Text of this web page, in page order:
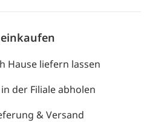
Hause liefern lassen
der Filiale abholen
& Versand